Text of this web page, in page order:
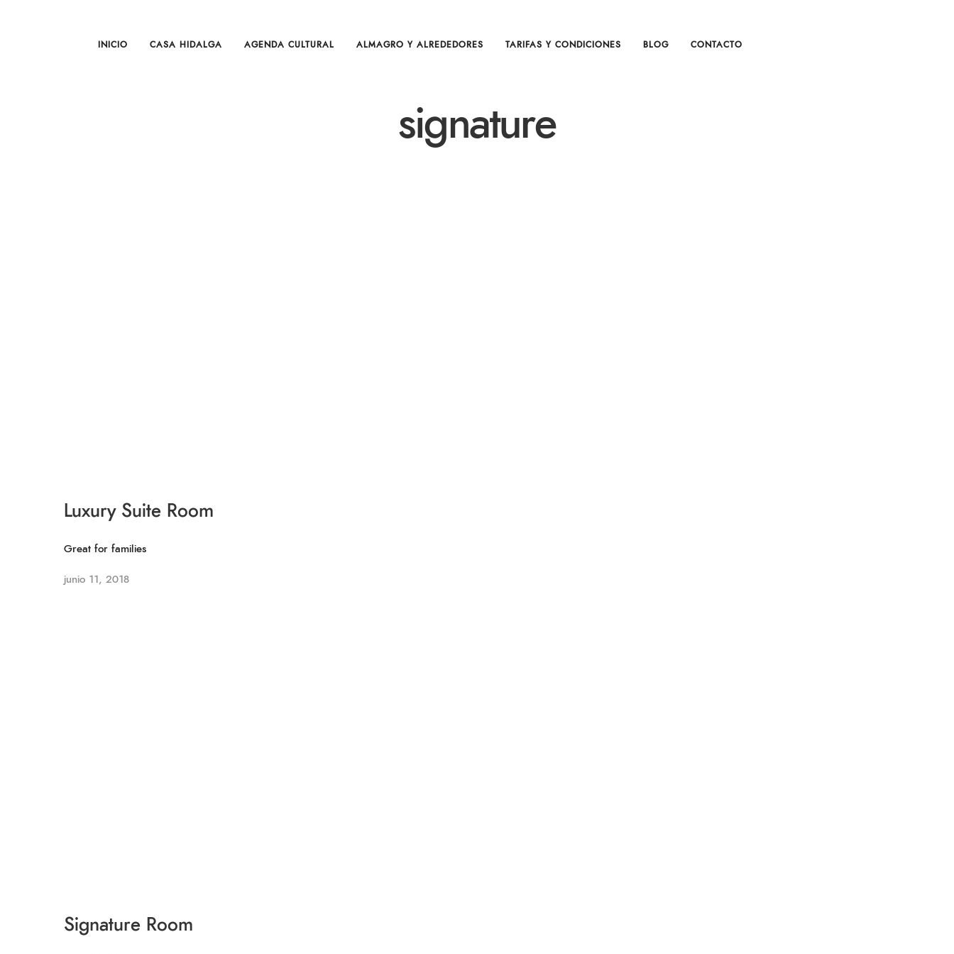
INICIO CASA HIDALGA AGENDA CULTURAL ALMAGRO Y ALREDEDORES TARIFAS Y CONDICIONES BLOG CONTACTO
signature
Luxury Suite Room
Great for families
junio 11, 2018
Signature Room